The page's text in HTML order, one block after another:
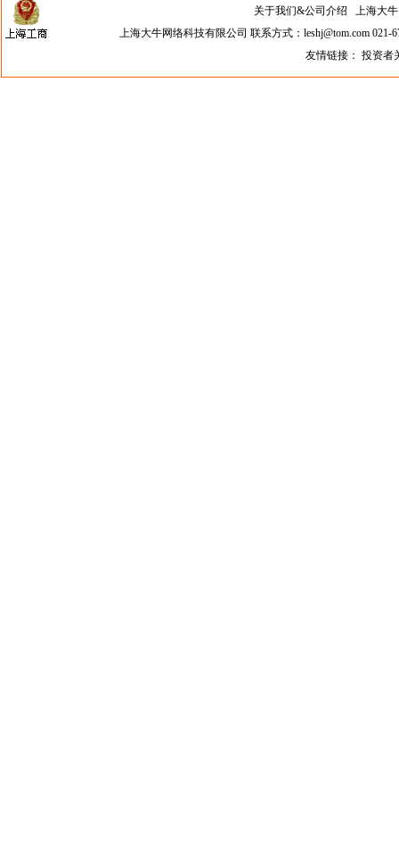
关于我们&公司介绍 上海大牛
上海大牛网络科技有限公司 联系方式：leshj@tom.com
友情链接：投资者